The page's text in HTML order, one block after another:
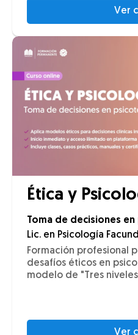
Ver
Ética y
Toma de decisiones
Lic. en Psicología
Formación profesional
desafíos éticos en
modelo de "Tres
Ver